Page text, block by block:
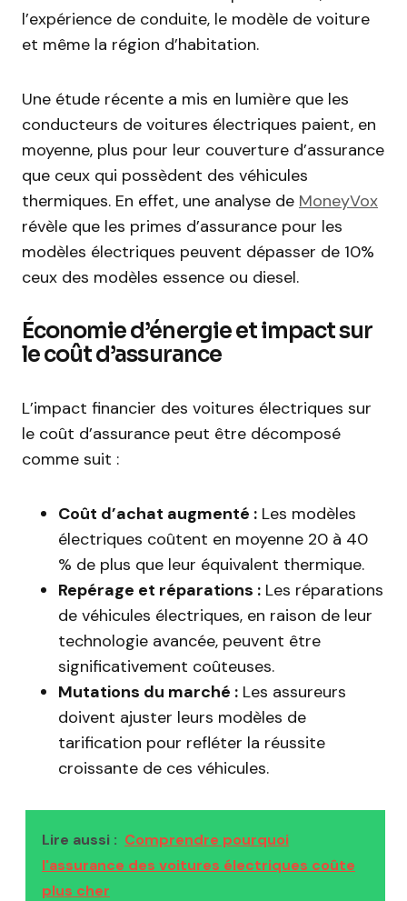
l’expérience de conduite, le modèle de voiture
et même la région d’habitation.
Une étude récente a mis en lumière que les
conducteurs de voitures électriques paient, en
moyenne, plus pour leur couverture d’assurance
que ceux qui possèdent des véhicules
thermiques. En effet, une analyse de MoneyVox
révèle que les primes d’assurance pour les
modèles électriques peuvent dépasser de 10%
ceux des modèles essence ou diesel.
Économie d’énergie et impact sur
le coût d’assurance
L’impact financier des voitures électriques sur
le coût d’assurance peut être décomposé
comme suit :
Coût d’achat augmenté : Les modèles
électriques coûtent en moyenne 20 à 40
% de plus que leur équivalent thermique.
Repérage et réparations : Les réparations
de véhicules électriques, en raison de leur
technologie avancée, peuvent être
significativement coûteuses.
Mutations du marché : Les assureurs
doivent ajuster leurs modèles de
tarification pour refléter la réussite
croissante de ces véhicules.
Lire aussi : Comprendre pourquoi
l'assurance des voitures électriques coûte
plus cher